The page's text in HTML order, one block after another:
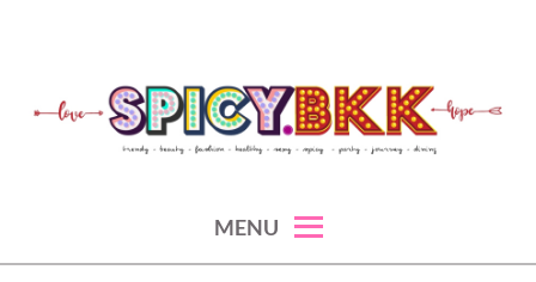
content
MENU